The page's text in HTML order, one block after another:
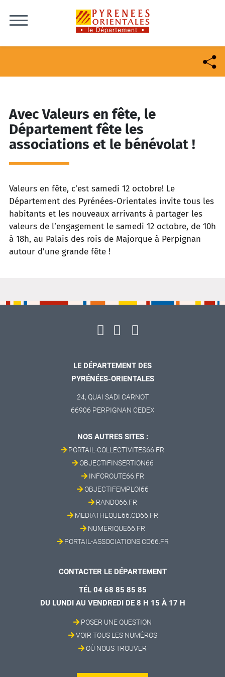
Avec Valeurs en fête, le
Département fête les
associations et le bénévolat !
Valeurs en fête, c’est samedi 12 octobre! Le
Département des Pyrénées-Orientales invite tous les
habitants et les nouveaux arrivants à partager les
valeurs de l’engagement le samedi 12 octobre, de 10h
à 18h, au Palais des rois de Majorque à Perpignan
autour d’une grande fête !
LE DÉPARTEMENT DES
PYRÉNÉES-ORIENTALES
24, QUAI SADI CARNOT
66906 PERPIGNAN CEDEX
NOS AUTRES SITES :
PORTAIL-COLLECTIVITES66.FR
OBJECTIFINSERTION66
INFOROUTE66.FR
OBJECTIFEMPLOI66
RANDO66.FR
MEDIATHEQUE66.CD66.FR
NUMERIQUE66.FR
PORTAIL-ASSOCIATIONS.CD66.FR
CONTACTER LE DÉPARTEMENT
TÉL 04 68 85 85 85
DU LUNDI AU VENDREDI DE 8 H 15 À 17 H
POSER UNE QUESTION
VOIR TOUS LES NUMÉROS
OÙ NOUS TROUVER